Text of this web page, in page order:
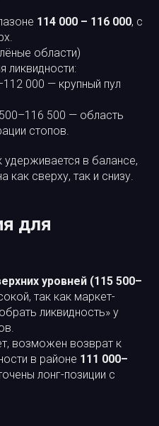
114 000 – 116 000, с
области)
ликвидности:
000 — крупный пул
500 — область
стопов.
в балансе,
как сверху, так и снизу.
для
уровней (115 500–
так как маркет-
ликвидность» у
возможен возврат к
в районе 111 000–
лонг-позиции с